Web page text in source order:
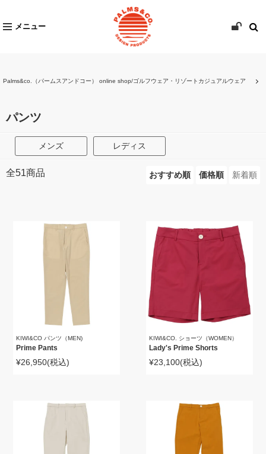
メニュー
Palms&co.（パームスアンドコー） online shop/ゴルフウェア・リゾートカジュアルウェア
パンツ
メンズ レディス
全51商品 おすすめ順 価格順 新着順
KIWI&CO パンツ（MEN)
Prime Pants
¥26,950(税込)
KIWI&CO. ショーツ（WOMEN）
Lady's Prime Shorts
¥23,100(税込)